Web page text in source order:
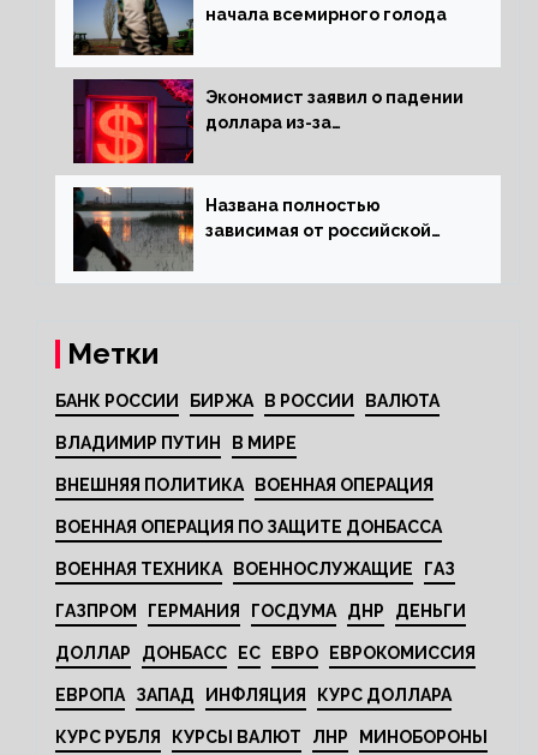
начала всемирного голода
Экономист заявил о падении
доллара из-за
Названа полностью
зависимая от российской
Метки
БАНК РОССИИ БИРЖА В РОССИИ ВАЛЮТА
ВЛАДИМИР ПУТИН В МИРЕ
ВНЕШНЯЯ ПОЛИТИКА ВОЕННАЯ ОПЕРАЦИЯ
ВОЕННАЯ ОПЕРАЦИЯ ПО ЗАЩИТЕ ДОНБАССА
ВОЕННАЯ ТЕХНИКА ВОЕННОСЛУЖАЩИЕ ГАЗ
ГАЗПРОМ ГЕРМАНИЯ ГОСДУМА ДНР ДЕНЬГИ
ДОЛЛАР ДОНБАСС ЕС ЕВРО ЕВРОКОМИССИЯ
ЕВРОПА ЗАПАД ИНФЛЯЦИЯ КУРС ДОЛЛАРА
КУРС РУБЛЯ КУРСЫ ВАЛЮТ ЛНР МИНОБОРОНЫ